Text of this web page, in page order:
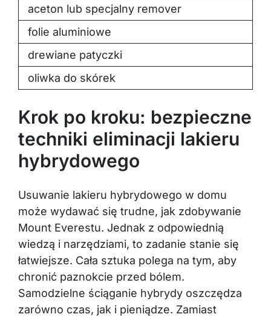
aceton lub specjalny remover
folie aluminiowe
drewiane patyczki
oliwka do skórek
Krok po kroku: bezpieczne
techniki eliminacji lakieru
hybrydowego
Usuwanie lakieru hybrydowego w domu
może wydawać się trudne, jak zdobywanie
Mount Everestu. Jednak z odpowiednią
wiedzą i narzędziami, to zadanie stanie się
łatwiejsze. Cała sztuka polega na tym, aby
chronić paznokcie przed bólem.
Samodzielne ściąganie hybrydy oszczędza
zarówno czas, jak i pieniądze. Zamiast